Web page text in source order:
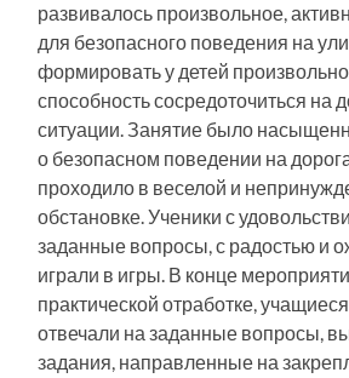
развивалось произвольное,
для безопасного поведения на
формировать у детей
способность сосредоточиться на
ситуации. Занятие было
о безопасном поведении на
проходило в веселой и
обстановке. Ученики с
заданные вопросы, с радостью и
играли в игры. В конце
практической отработке,
отвечали на заданные вопросы,
задания, направленные на